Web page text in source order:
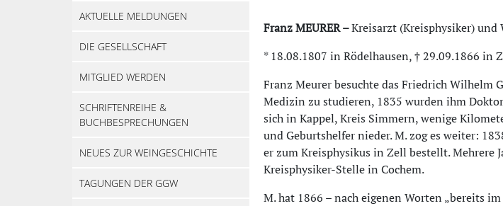
AKTUELLE MELDUNGEN
DIE GESELLSCHAFT
MITGLIED WERDEN
SCHRIFTENREIHE &
BUCHBESPRECHUNGEN
NEUES ZUR WEINGESCHICHTE
TAGUNGEN DER GGW
Franz MEURER –Kreisarzt (Kreisphysiker) und
* 18.08.1807 in Rödelhausen, † 29.09.1866 in
Franz Meurer besuchte das Friedrich
Medizin zu studieren, 1835 wurden ihm
sich in Kappel, Kreis Simmern, wenige
und Geburtshelfer nieder. M. zog es weiter:
er zum Kreisphysikus in Zell bestellt. Mehrere
Kreisphysiker-Stelle in Cochem.
M. hat 1866 – nach eigenen Worten „bereits